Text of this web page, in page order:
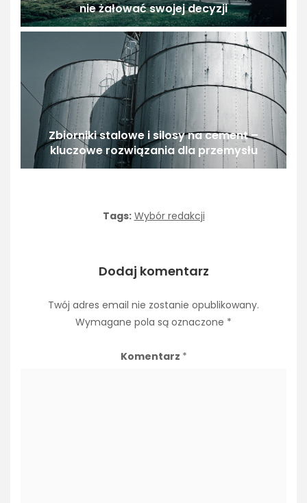
nie żałować swojej decyzji
Zbiorniki stalowe i silosy na cement –
kluczowe rozwiązania dla przemysłu
Tags: Wybór redakcji
Dodaj komentarz
Twój adres email nie zostanie opublikowany.
Wymagane pola są oznaczone *
Komentarz *